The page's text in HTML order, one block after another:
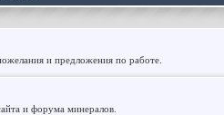
и предложения по работе.
и форума минералов.